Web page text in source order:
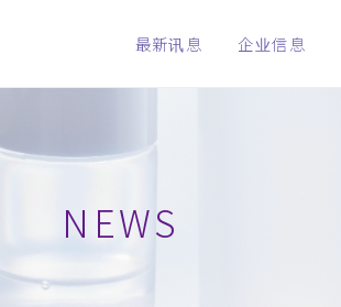
最新讯息 企业信息
NEWS